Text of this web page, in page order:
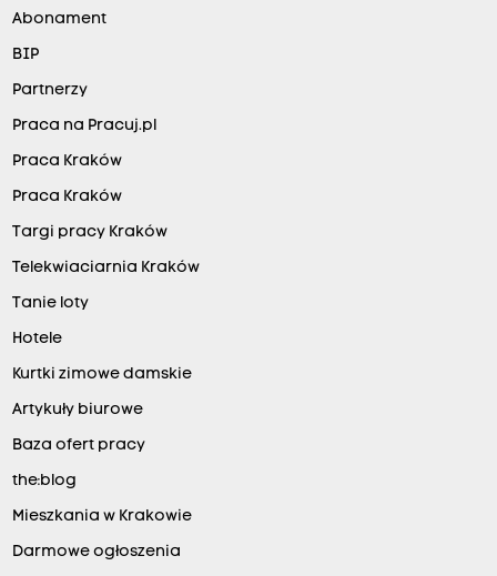
Abonament
BIP
Partnerzy
Praca na Pracuj.pl
Praca Kraków
Praca Kraków
Targi pracy Kraków
Telekwiaciarnia Kraków
Tanie loty
Hotele
Kurtki zimowe damskie
Artykuły biurowe
Baza ofert pracy
the:blog
Mieszkania w Krakowie
Darmowe ogłoszenia